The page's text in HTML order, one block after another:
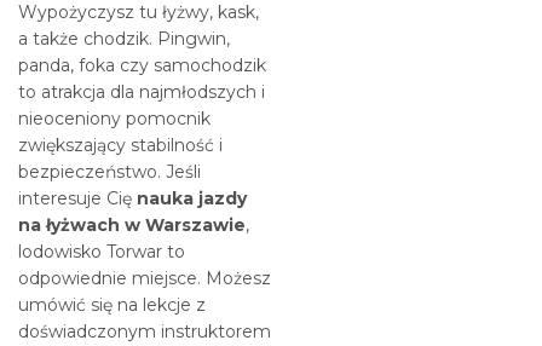
Wypożyczysz tu łyżwy, kask,
a także chodzik. Pingwin,
panda, foka czy samochodzik
to atrakcja dla najmłodszych i
nieoceniony pomocnik
zwiększający stabilność i
bezpieczeństwo. Jeśli
interesuje Cię nauka jazdy
na łyżwach w Warszawie,
lodowisko Torwar to
odpowiednie miejsce. Możesz
umówić się na lekcje z
doświadczonym instruktorem